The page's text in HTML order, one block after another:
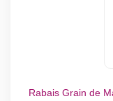
Rabais Grain de